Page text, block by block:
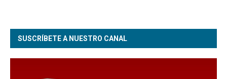
SUSCRÍBETE A NUESTRO CANAL